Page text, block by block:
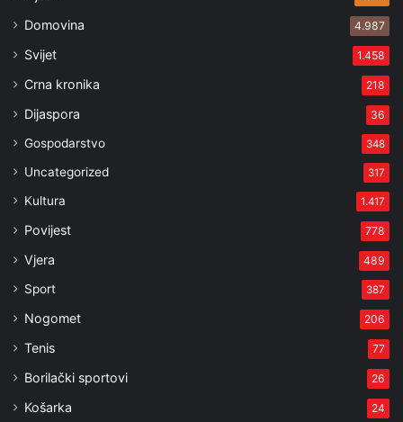
Domovina 4.987
Svijet 1.458
Crna kronika 218
Dijaspora 36
Gospodarstvo 348
Uncategorized 317
Kultura 1.417
Povijest 778
Vjera 489
Sport 387
Nogomet 206
Tenis 77
Borilački sportovi 26
Košarka 24